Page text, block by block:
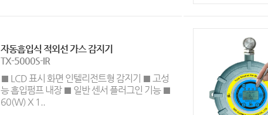
자동흡입식 적외선 가스 감지기
TX-5000S-IR
■ LCD 표시 화면 인텔리전트형 감지기 ■ 고성
능 흡입펌프 내장 ■ 일반 센서 플러그인 기능 ■
60(W) X 1..